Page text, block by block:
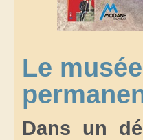
Le
Dans un